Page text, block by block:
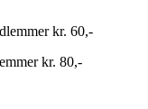
kr. 60,-
kr. 80,-